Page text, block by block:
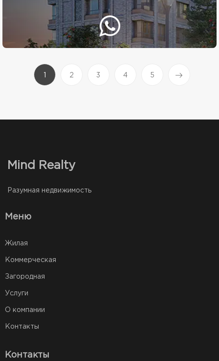
(current)
2 3 4 5
Mind Realty
Разумная недвижимость
Меню
Жилая
Коммерческая
Загородная
Услуги
О компании
Контакты
Контакты